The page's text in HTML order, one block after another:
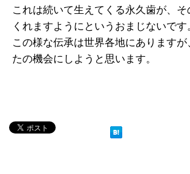
これは続いて生えてくる永久歯が、そ
くれますようにというおまじないです
この様な伝承は世界各地にありますが
たの機会にしようと思います。